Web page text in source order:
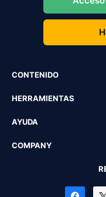
CONTENIDO
HERRAMIENTAS
AYUDA
COMPANY